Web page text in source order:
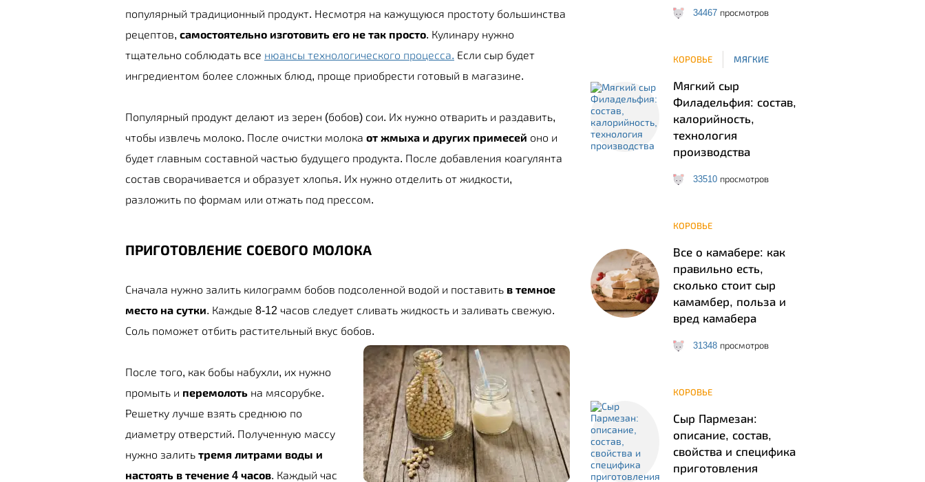
популярный традиционный продукт. Несмотря на кажущуюся простоту большинства
рецептов, самостоятельно изготовить его не так просто. Кулинару нужно
тщательно соблюдать все нюансы технологического процесса. Если сыр будет
ингредиентом более сложных блюд, проще приобрести готовый в магазине.
Популярный продукт делают из зерен (бобов) сои. Их нужно отварить и раздавить,
чтобы извлечь молоко. После очистки молока от жмыха и других примесей оно и
будет главным составной частью будущего продукта. После добавления коагулянта
состав сворачивается и образует хлопья. Их нужно отделить от жидкости,
разложить по формам или отжать под прессом.
ПРИГОТОВЛЕНИЕ СОЕВОГО МОЛОКА
Сначала нужно залить килограмм бобов подсоленной водой и поставить в темное
место на сутки. Каждые 8-12 часов следует сливать жидкость и заливать свежую.
Соль поможет отбить растительный вкус бобов.
После того, как бобы набухли, их нужно
промыть и перемолоть на мясорубке.
Решетку лучше взять среднюю по
диаметру отверстий. Полученную массу
нужно залить тремя литрами воды и
настоять в течение 4 часов. Каждый час
34467 просмотров
КОРОВЬЕ МЯГКИЕ
Мягкий сыр
Филадельфия: состав,
калорийность,
технология
производства
33510 просмотров
КОРОВЬЕ
Все о камабере: как
правильно есть,
сколько стоит сыр
камамбер, польза и
вред камабера
31348 просмотров
КОРОВЬЕ
Сыр Пармезан:
описание, состав,
свойства и специфика
приготовления